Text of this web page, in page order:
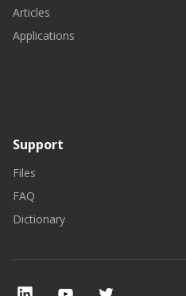
Articles
Applications
Support
Files
FAQ
Dictionary